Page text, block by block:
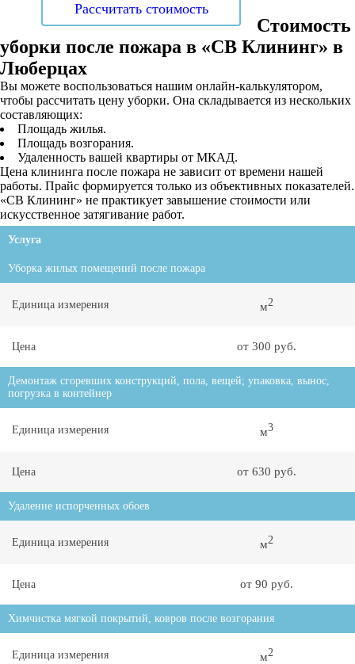
Рассчитать стоимость
Стоимость
уборки после пожара в «СВ Клининг» в
Люберцах
Вы можете воспользоваться нашим онлайн-калькулятором,
чтобы рассчитать цену уборки. Она складывается из нескольких
составляющих:
Площадь жилья.
Площадь возгорания.
Удаленность вашей квартиры от МКАД.
Цена клининга после пожара не зависит от времени нашей
работы. Прайс формируется только из объективных показателей.
«СВ Клининг» не практикует завышение стоимости или
искусственное затягивание работ.
Услуга
Уборка жилых помещений после пожара
Единица измерения м2
Цена от 300 руб.
Демонтаж сгоревших конструкций, пола, вещей; упаковка, вынос,
погрузка в контейнер
Единица измерения м3
Цена от 630 руб.
Удаление испорченных обоев
Единица измерения м2
Цена от 90 руб.
Химчистка мягкой покрытий, ковров после возгорания
Единица измерения м2